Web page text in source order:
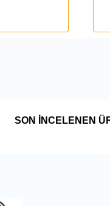
SON İNCELENEN